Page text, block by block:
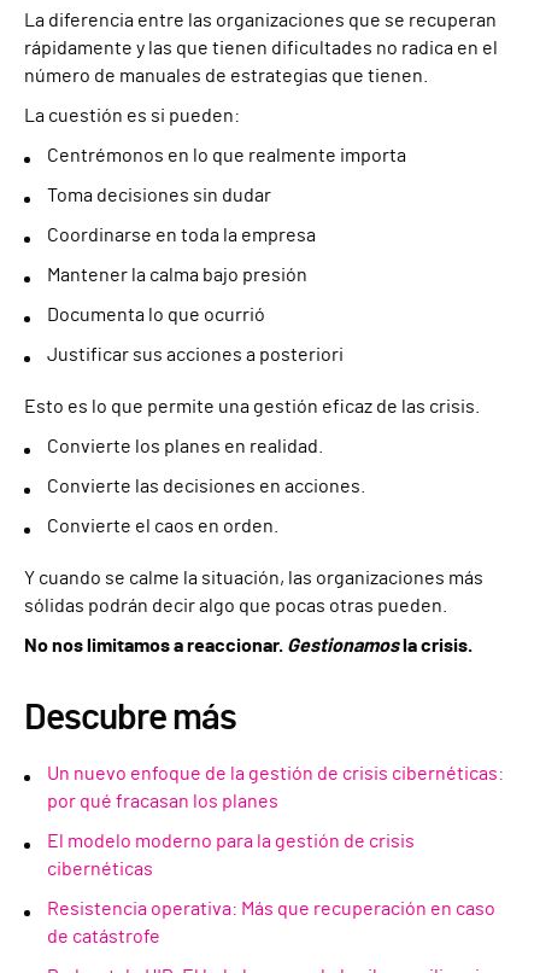
La diferencia entre las organizaciones que se recuperan
rápidamente y las que tienen dificultades no radica en el
número de manuales de estrategias que tienen.
La cuestión es si pueden:
Centrémonos en lo que realmente importa
Toma decisiones sin dudar
Coordinarse en toda la empresa
Mantener la calma bajo presión
Documenta lo que ocurrió
Justificar sus acciones a posteriori
Esto es lo que permite una gestión eficaz de las crisis.
Convierte los planes en realidad.
Convierte las decisiones en acciones.
Convierte el caos en orden.
Y cuando se calme la situación, las organizaciones más
sólidas podrán decir algo que pocas otras pueden.
No nos limitamos a reaccionar. Gestionamosla crisis.
Descubre más
Un nuevo enfoque de la gestión de crisis cibernéticas:
por qué fracasan los planes
El modelo moderno para la gestión de crisis
cibernéticas
Resistencia operativa: Más que recuperación en caso
de catástrofe